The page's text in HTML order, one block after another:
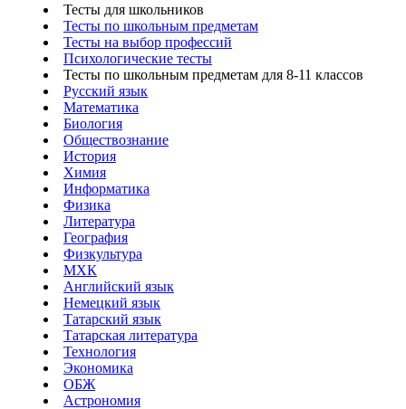
Тесты для школьников
Тесты по школьным предметам
Тесты на выбор профессий
Психологические тесты
Тесты по школьным предметам для 8-11 классов
Русский язык
Математика
Биология
Обществознание
История
Химия
Информатика
Физика
Литература
География
Физкультура
МХК
Английский язык
Немецкий язык
Татарский язык
Татарская литература
Технология
Экономика
ОБЖ
Астрономия